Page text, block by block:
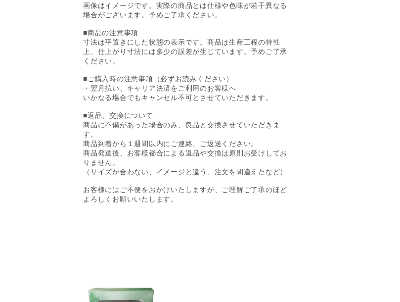
画像はイメージです。実際の商品とは仕様や色味が若干異なる
場合がございます。予めご了承ください。
■商品の注意事項
寸法は平置きにした状態の表示です。商品は生産工程の特性
上、仕上がり寸法には多少の誤差が生じています。予めご了承
ください。
■ご購入時の注意事項（必ずお読みください）
・翌月払い、キャリア決済をご利用のお客様へ
いかなる場合でもキャンセル不可とさせていただきます。
■返品、交換について
商品に不備があった場合のみ、良品と交換させていただきま
す。
商品到着から１週間以内にご連絡、ご返送ください。
商品発送後、お客様都合による返品や交換は原則お受けしてお
りません。
（サイズが合わない、イメージと違う、注文を間違えたなど）
お客様にはご不便をおかけいたしますが、ご理解ご了承のほど
よろしくお願いいたします。